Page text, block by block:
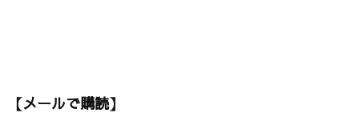
【メールで購読】